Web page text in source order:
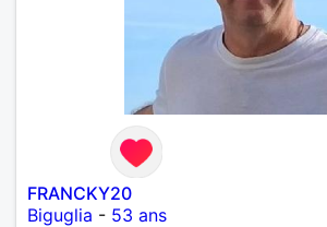
FRANCKY20
Biguglia - 53 ans